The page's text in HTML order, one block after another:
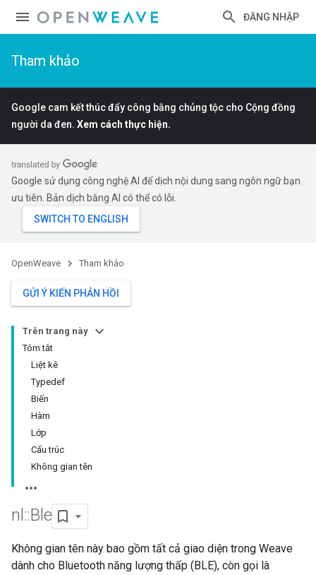
ĐĂNG NHẬP
Tham khảo
Google cam kết thúc đẩy công bằng chủng tộc cho Cộng đồng
người da đen. Xem cách thực hiện.
Google sử dụng công nghệ AI để dịch nội dung sang ngôn ngữ bạn
ưu tiên. Bản dịch bằng AI có thể có lỗi.
OpenWeave Tham khảo
GỬI Ý KIẾN PHẢN HỒI
Trên trang này
Tóm tắt
Liệt kê
Typedef
Biến
Hàm
Lớp
Cấu trúc
Không gian tên
nl ::Ble
Không gian tên này bao gồm tất cả giao diện trong Weave
dành cho Bluetooth năng lượng thấp (BLE), còn gọi là